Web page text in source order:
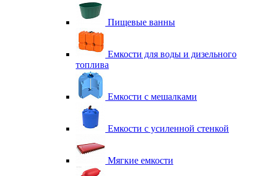
Пищевые ванны
Емкости для воды и дизельного
топлива
Емкости с мешалками
Емкости с усиленной стенкой
Мягкие емкости